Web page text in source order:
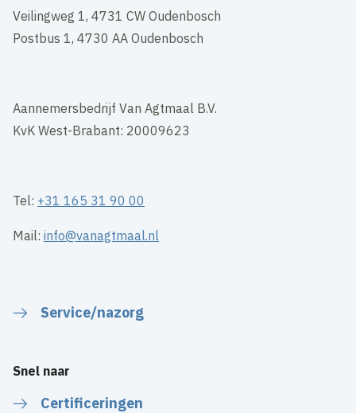
Veilingweg 1, 4731 CW Oudenbosch
Postbus 1, 4730 AA Oudenbosch
Aannemersbedrijf Van Agtmaal B.V.
KvK West-Brabant: 20009623
Tel: +31 165 31 90 00
Mail:info@vanagtmaal.nl
Service/nazorg
Snel naar
Certificeringen